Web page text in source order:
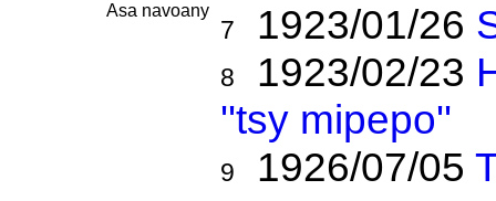
Asa navoany
7 1923/01/26
8 1923/02/23
''tsy mipepo''
9 1926/07/05